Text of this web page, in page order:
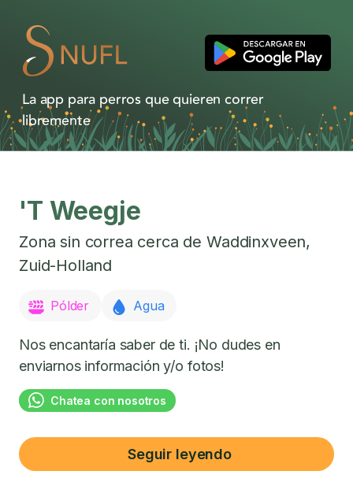
La app para perros que quieren correr
libremente
'T Weegje
Zona sin correa cerca de Waddinxveen,
Zuid-Holland
Pólder Agua
Nos encantaría saber de ti. ¡No dudes en
enviarnos información y/o fotos!
Chatea con nosotros
Seguir leyendo